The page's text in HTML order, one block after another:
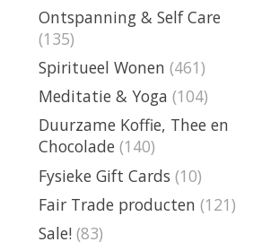
Ontspanning & Self Care
(135)
Spiritueel Wonen (461)
Meditatie & Yoga (104)
Duurzame Koffie, Thee en
Chocolade (140)
Fysieke Gift Cards (10)
Fair Trade producten (121)
Sale! (83)